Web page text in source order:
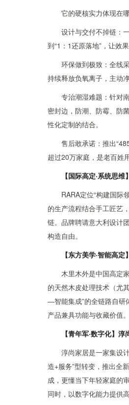
它的硬核实力体现在
设计与交付不掉链：
到“1：1还原落地”，让效果
环保做到极致：全线
持续释放负氧离子，主动
专治潮湿难题：针对
密封边，防潮、防霉、防
性化定制的结合。
售后敢承诺：推出
超过20万家庭，是老百姓
【国际高定·系统思
RARA定位“构建国际
的生产流程结合手工匠艺
链。品牌聘请意大利设计
构造自由。
【东方美学·智能高
木里木外是中国高定
的天然木皮处理技术（尤
—智能集成”的全链路自研
产品兼具功能与收藏价值。
【青年军·数字化】
淳尚家居是一家集设
造+服务”型转变，推出全
成，更懂当下年轻家庭的
同时，以数字化能力提供